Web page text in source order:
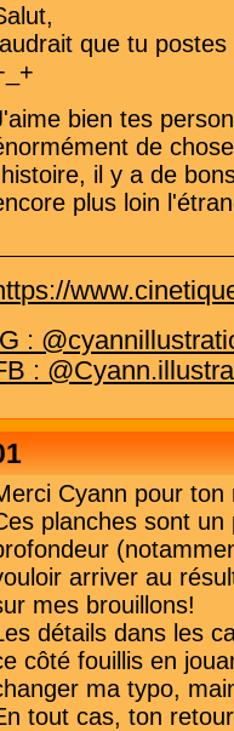
que tu
bien tes
de
il y a de
plus loin
:
:
Cyann pour
planches sont
arriver au
mes brouillons!
détails dans les
côté fouillis en
ma typo,
tout cas, ton